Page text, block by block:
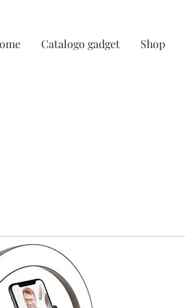
Catalogo gadget Shop